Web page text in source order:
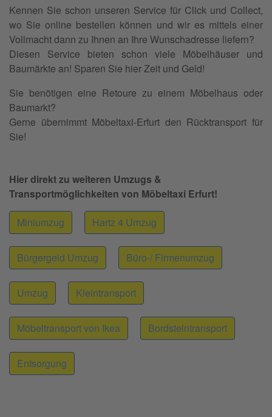
Kennen Sie schon unseren Service für Click und Collect,
wo Sie online bestellen können und wir es mittels einer
Vollmacht dann zu Ihnen an Ihre Wunschadresse liefern?
Diesen Service bieten schon viele Möbelhäuser und
Baumärkte an! Sparen Sie hier Zeit und Geld!
Sie benötigen eine Retoure zu einem Möbelhaus oder
Baumarkt?
Gerne übernimmt Möbeltaxi-Erfurt den Rücktransport für
Sie!
Hier direkt zu weiteren Umzugs &
Transportmöglichkeiten von Möbeltaxi Erfurt!
Miniumzug Hartz 4 Umzug
Bürgergeld Umzug Büro-/ Firmenumzug
Umzug Kleintransport
Möbeltransport von Ikea Bordsteintransport
Entsorgung